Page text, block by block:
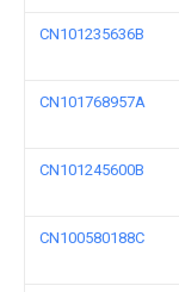
CN101235636B
CN101768957A
CN101245600B
CN100580188C